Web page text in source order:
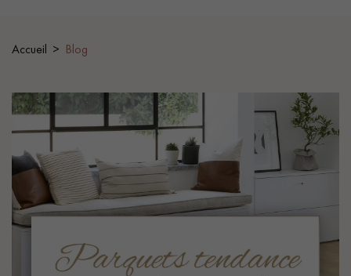
PARQUET LAMES LARGES XXL PARQUET EN CHÊNE
ACCESSOIRES PARQUET
D'INTÉRIEUR
022 310 07 84
Accueil Blog